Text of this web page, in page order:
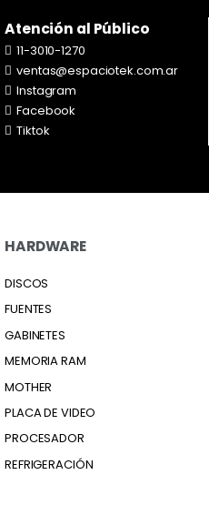
Atención al Público
11-3010-1270
ventas@espaciotek.com.ar
Instagram
Facebook
Tiktok
HARDWARE
DISCOS
FUENTES
GABINETES
MEMORIA RAM
MOTHER
PLACA DE VIDEO
PROCESADOR
REFRIGERACIÓN